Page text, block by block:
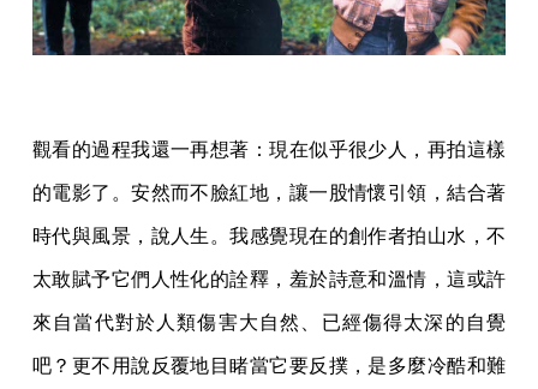
觀看的過程我還一再想著：現在似乎很少人，再拍這樣
的電影了。安然而不臉紅地，讓一股情懷引領，結合著
時代與風景，說人生。我感覺現在的創作者拍山水，不
太敢賦予它們人性化的詮釋，羞於詩意和溫情，這或許
來自當代對於人類傷害大自然、已經傷得太深的自覺
吧？更不用說反覆地目睹當它要反撲，是多麼冷酷和難